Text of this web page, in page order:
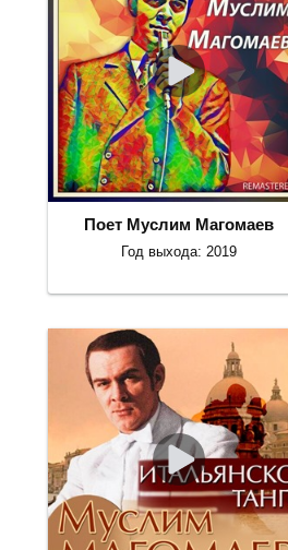
Поет Муслим Магомаев
Год выхода: 2019